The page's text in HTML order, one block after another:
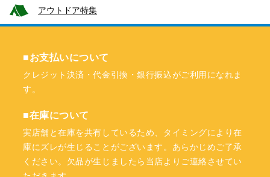
アウトドア特集
■お支払いについて
クレジット決済・代金引換・銀行振込がご利用になれま
す。
■在庫について
実店舗と在庫を共有しているため、タイミングにより在
庫にズレが生じることがございます。あらかじめご了承
ください。欠品が生じましたら当店よりご連絡させてい